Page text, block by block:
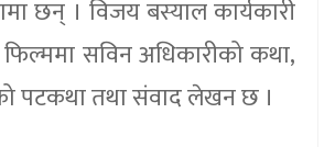
छन् । विजय बस्याल कार्यकारी
फिल्ममा सविन अधिकारीको कथा,
पटकथा तथा संवाद लेखन छ ।